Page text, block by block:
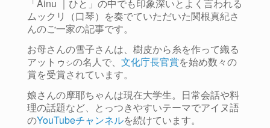
「Ainu ｜ひと」の中でも印象深いとよく言われる
ムックリ（口琴）を奏でていただいた関根真紀さ
んのご一家の記事です。
お母さんの雪子さんは、樹皮から糸を作って織る
アットゥ シの名人で、 文化庁長官賞を始め数々の
賞を受賞されています。
娘さんの摩耶ちゃんは現在大学生。日常会話や料
理の話題など、とっつきやすいテーマでアイヌ語
のYouTubeチャンネルを続けています。